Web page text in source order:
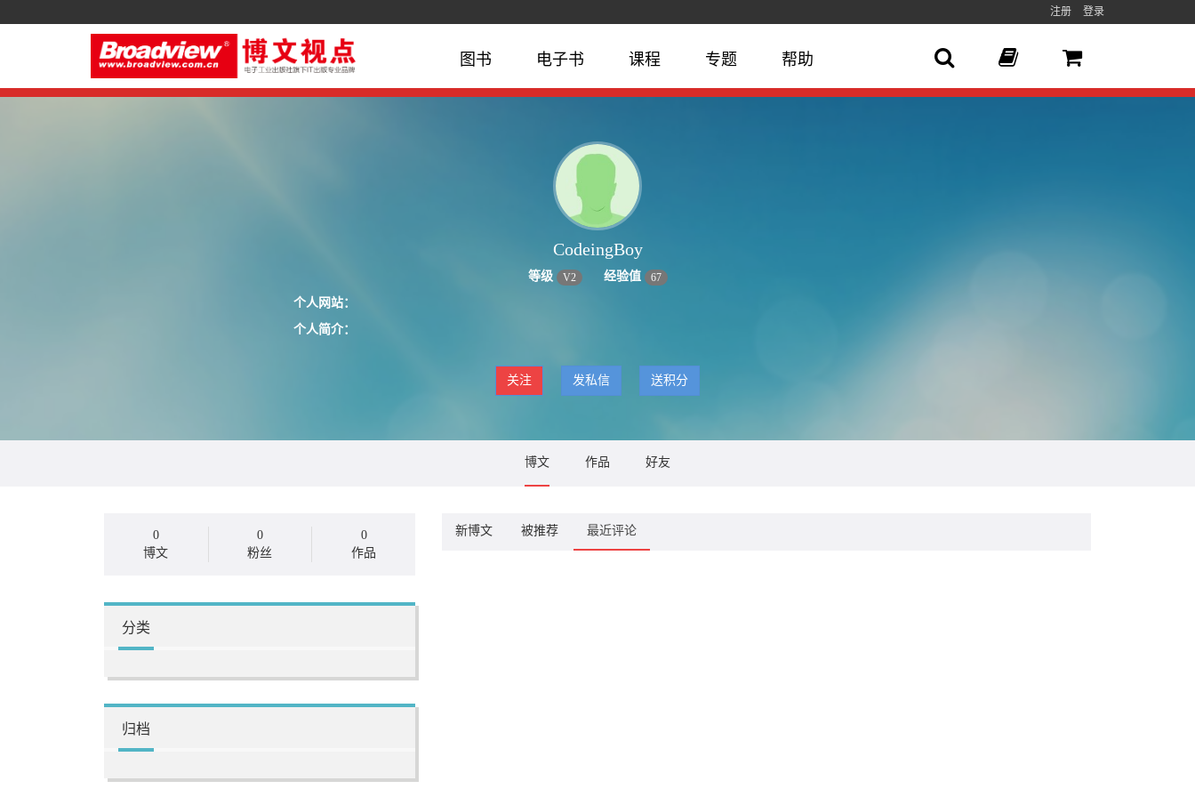
注册 登录
图书 电子书 课程 专题 帮助
CodeingBoy
等级 V2 经验值 67
个人网站：
个人简介：
关注 发私信 送积分
博文 作品 好友
0
博文
0
粉丝
0
作品
分类
归档
新博文 被推荐 最近评论